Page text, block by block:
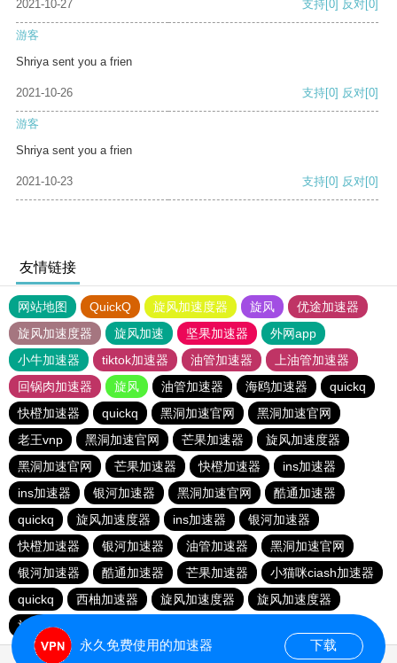
2021-10-27 支持[0] 反对[0]
游客
Shriya sent you a frien
2021-10-26 支持[0] 反对[0]
游客
Shriya sent you a frien
2021-10-23 支持[0] 反对[0]
友情链接
网站地图 QuickQ 旋风加速度器 旋风
优途加速器
旋风加速度器
旋风加速 坚果加速器
外网app
小牛加速器
tiktok加速器 油管加速器
上油管加速器
回锅肉加速器
旋风 油管加速器 海鸥加速器
quickq
快橙加速器
quickq 黑洞加速官网
黑洞加速官网
老王vnp
黑洞加速官网 芒果加速器
旋风加速度器
黑洞加速官网
芒果加速器 快橙加速器
ins加速器
ins加速器
银河加速器 黑洞加速官网
酷通加速器
quickq
旋风加速度器 ins加速器
银河加速器
快橙加速器
银河加速器 油管加速器
黑洞加速官网
银河加速器
酷通加速器 芒果加速器
小猫咪ciash加速器
quickq
西柚加速器 旋风加速度器
旋风加速度器
旋风加速度器
永久免费使用的加速器 下载